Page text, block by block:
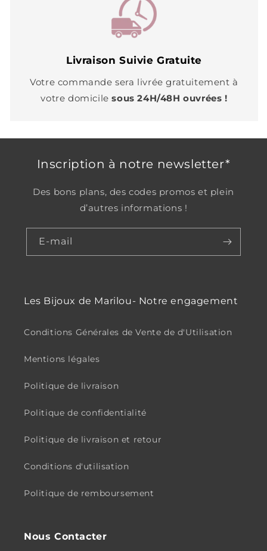
Livraison Suivie Gratuite
Votre commande sera livrée gratuitement à
votre domicilesous 24H/48H ouvrées !
Inscription à notre newsletter*
Des bons plans, des codes promos et plein
d’autres informations !
E-mail
Les Bijoux de Marilou- Notre engagement
Conditions Générales de Vente de d'Utilisation
Mentions légales
Politique de livraison
Politique de confidentialité
Politique de livraison et retour
Conditions d'utilisation
Politique de remboursement
Nous Contacter